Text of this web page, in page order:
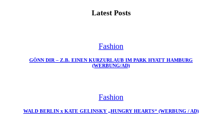
Latest Posts
Fashion
GÖNN DIR – Z.B. EINEN KURZURLAUB IM PARK HYATT HAMBURG
(WERBUNG/AD)
Fashion
WALD BERLIN x KATE GELINSKY „HUNGRY HEARTS“ (WERBUNG / AD)